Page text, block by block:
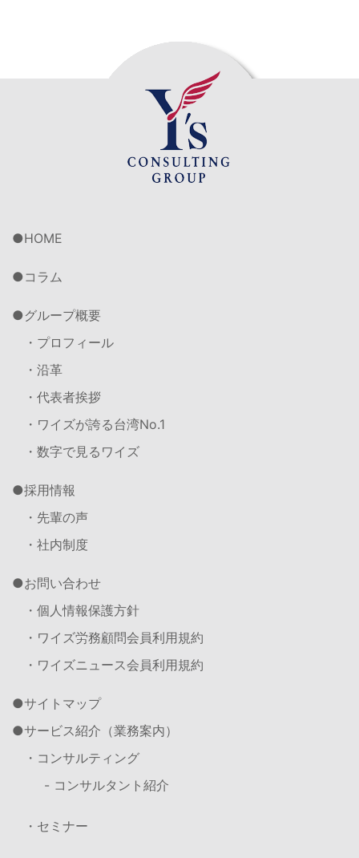
HOME
コラム
グループ概要
・プロフィール
・沿革
・代表者挨拶
・ワイズが誇る台湾No.1
・数字で見るワイズ
採用情報
・先輩の声
・社内制度
お問い合わせ
・個人情報保護方針
・ワイズ労務顧問会員利用規約
・ワイズニュース会員利用規約
サイトマップ
サービス紹介（業務案内）
・コンサルティング
- コンサルタント紹介
・セミナー